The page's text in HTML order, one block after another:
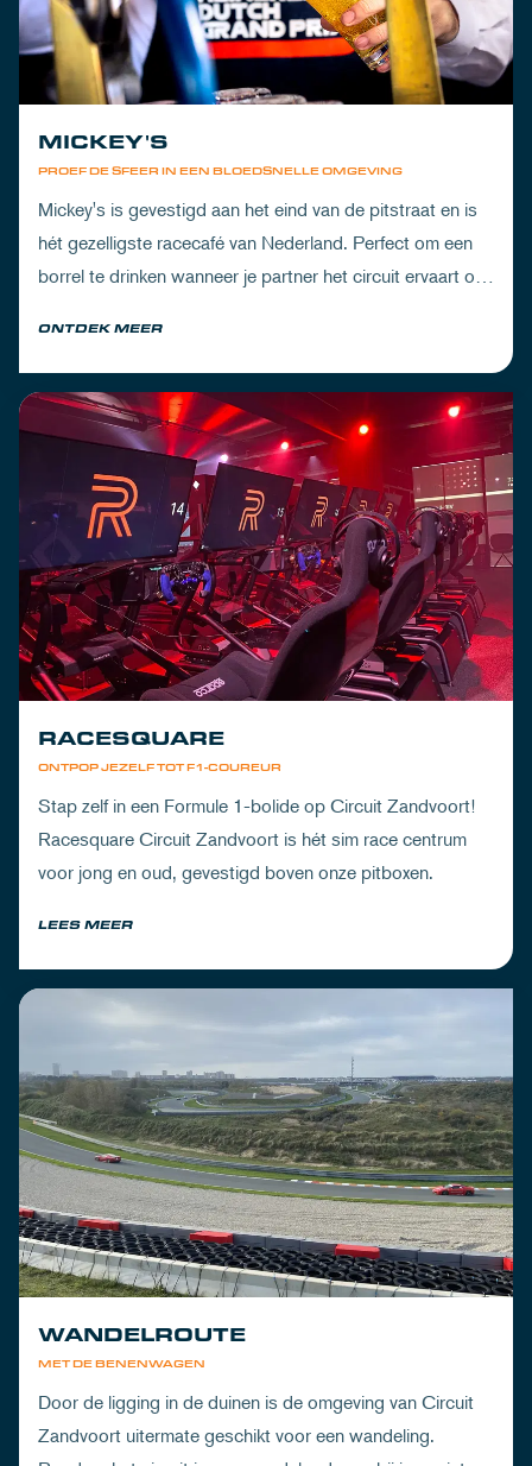
PROEF DE SFEER IN EEN BLOEDSNELLE OMGEVING
MICKEY'S
Mickey's is gevestigd aan het eind van de pitstraat en is
hét gezelligste racecafé van Nederland. Perfect om een
borrel te drinken wanneer je partner het circuit ervaart of
ONTDEK MEER
ONTPOP JEZELF TOT F1-COUREUR
RACESQUARE
Stap zelf in een Formule 1-bolide op Circuit Zandvoort!
Racesquare Circuit Zandvoort is hét sim race centrum
voor jong en oud, gevestigd boven onze pitboxen.
LEES MEER
MET DE BENENWAGEN
WANDELROUTE
Door de ligging in de duinen is de omgeving van Circuit
Zandvoort uitermate geschikt voor een wandeling.